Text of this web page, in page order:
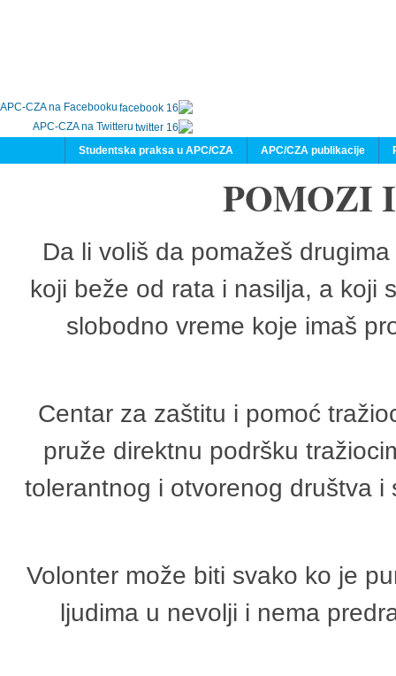
APC-CZA na Facebooku
APC-CZA na Twitteru
APC/CZA publikacije
Studentska praksa u APC/CZA
POMOZI
Da li voliš da pomažeš
koji beže od rata i nasilja, a koji
slobodno vreme koje imaš
Centar za zaštitu i pomoć
pruže direktnu podršku
tolerantnog i otvorenog društva
Volonter može biti svako ko je
ljudima u nevolji i nema